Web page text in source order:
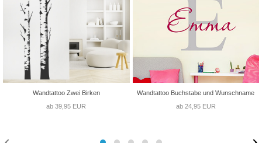
Wandtattoo Zwei Birken
ab 39,95 EUR
Wandtattoo Buchstabe und Wunschname
ab 24,95 EUR